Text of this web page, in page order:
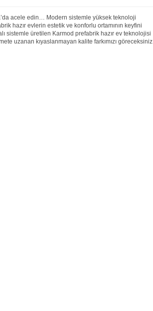
acele edin… Modern sistemle yüksek teknoloji
hazır evlerin estetik ve konforlu ortamının keyfini
sistemle üretilen Karmod prefabrik hazır ev teknolojisi
uzanan kıyaslanmayan kalite farkımızı göreceksiniz.